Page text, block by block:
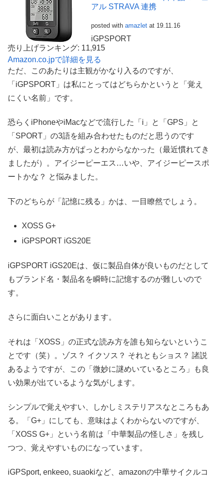
アル STRAVA 連携
posted with amazlet at 19.11.16
iGPSPORT
売り上げランキング: 11,915
Amazon.co.jpで詳細を見る
ただ、このあたりは主観がかなり入るのですが、
「iGPSPORT」は私にとってはどちらかというと「覚え
にくい名前」です。
恐らくiPhoneやiMacなどで流行した「i」と「GPS」と
「SPORT」の3語を組み合わせたものだと思うのです
が、最初は読み方がぱっとわからなかった（最近慣れてき
ましたが）。アイジーピーエス…いや、アイジーピースポ
ートかな？ と悩みました。
下のどちらが「記憶に残る」かは、一目瞭然でしょう。
XOSS G+
iGPSPORT iGS20E
iGPSPORT iGS20Eは、仮に製品自体が良いものだとして
もブランド名・製品名を瞬時に記憶するのが難しいので
す。
さらに面白いことがあります。
それは「XOSS」の正式な読み方を誰も知らないというこ
とです（笑）。ゾス？ イクソス？ それともショス？ 諸説
あるようですが、この「微妙に謎めいているところ」も良
い効果が出ているような気がします。
シンプルで覚えやすい、しかしミステリアスなところもあ
る。「G+」にしても、意味はよくわからないのですが、
「XOSS G+」という名前は「中華製品の怪しさ」を残し
つつ、覚えやすいものになっています。
iGPSport, enkeeo, suaokiなど、amazonの中華サイクルコ